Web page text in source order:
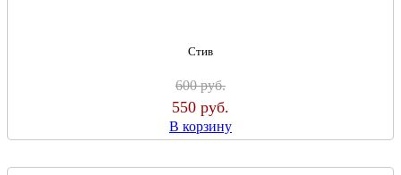
Стив
600руб.
550 руб.
В корзину